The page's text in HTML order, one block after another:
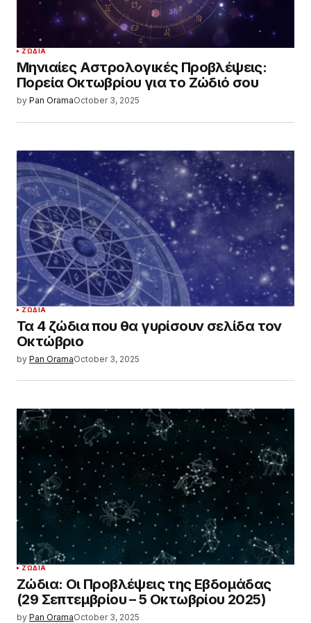
ΖΏΔΙΑ
Μηνιαίες Αστρολογικές Προβλέψεις:
Πορεία Οκτωβρίου για το Ζώδιό σου
by Pan OramaOctober 3, 2025
ΖΏΔΙΑ
Τα 4 ζώδια που θα γυρίσουν σελίδα τον
Οκτώβριο
by Pan OramaOctober 3, 2025
ΖΏΔΙΑ
Ζώδια: Οι Προβλέψεις της Εβδομάδας
(29 Σεπτεμβρίου – 5 Οκτωβρίου 2025)
by Pan OramaOctober 3, 2025